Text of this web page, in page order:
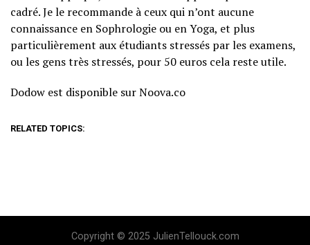
cadré. Je le recommande à ceux qui n’ont aucune
connaissance en Sophrologie ou en Yoga, et plus
particulièrement aux étudiants stressés par les examens,
ou les gens très stressés, pour 50 euros cela reste utile.
Dodow est disponible sur Noova.co
RELATED TOPICS:
Copyright © 2025 JulienTellouck.com